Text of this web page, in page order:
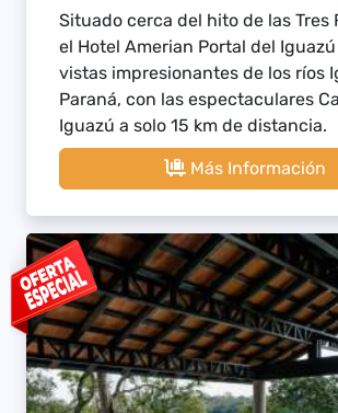
Situado cerca del hito de las Tres
el Hotel Amerian Portal del
vistas impresionantes de los ríos
Paraná, con las espectaculares
Iguazú a solo 15 km de distancia.
Más Información